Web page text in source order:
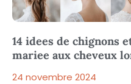
14 idees de chignons
mariee aux cheveux
24 novembre 2024